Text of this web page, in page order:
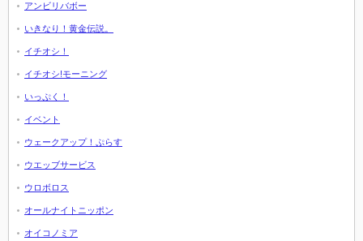
アンビリバボー
いきなり！黄金伝説。
イチオシ！
イチオシ!モーニング
いっぷく！
イベント
ウェークアップ！ぷらす
ウエッブサービス
ウロボロス
オールナイトニッポン
オイコノミア